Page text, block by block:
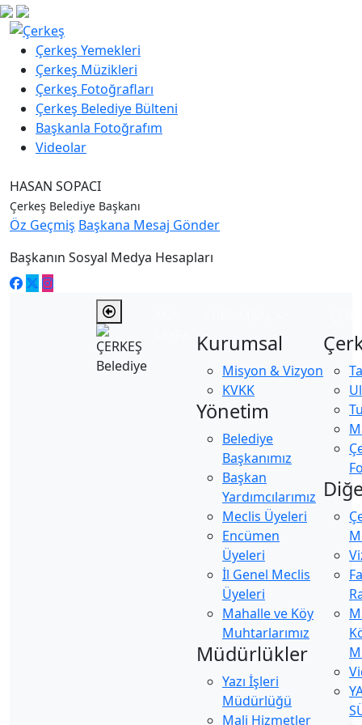
Çerkeş Yemekleri
Çerkeş Müzikleri
Çerkeş Fotoğrafları
Çerkeş Belediye Bülteni
Başkanla Fotoğrafım
Videolar
HASAN SOPACI
Çerkeş Belediye Başkanı
Öz Geçmiş Başkana Mesaj Gönder
Başkanın Sosyal Medya Hesapları
Kurumsal
Misyon & Vizyon
KVKK
Yönetim
Belediye
Başkanımız
Başkan
Yardımcılarımız
Meclis Üyeleri
Encümen
Üyeleri
İl Genel Meclis
Üyeleri
Mahalle ve Köy
Muhtarlarımız
Müdürlükler
Yazı İşleri
Müdürlüğü
Mali Hizmetler